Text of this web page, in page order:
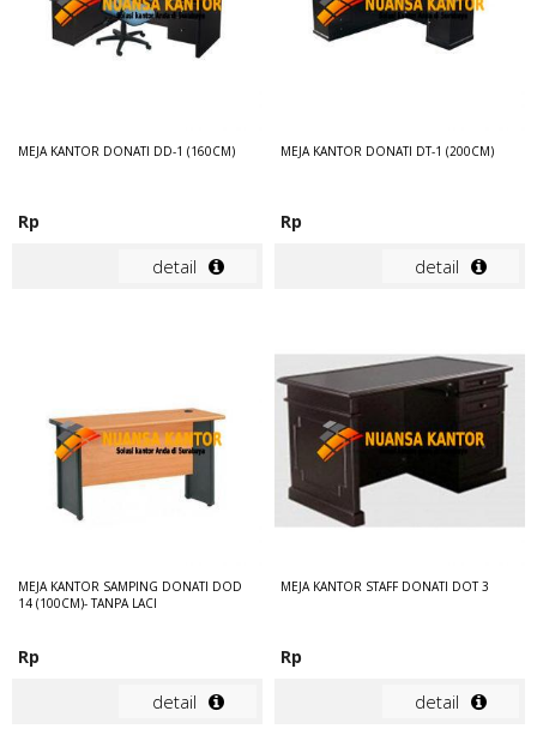
MEJA KANTOR DONATI DD-1 (160CM)
Rp
detail
MEJA KANTOR DONATI DT-1 (200CM)
Rp
detail
MEJA KANTOR SAMPING DONATI DOD
14 (100CM)- TANPA LACI
Rp
detail
MEJA KANTOR STAFF DONATI DOT 3
Rp
detail